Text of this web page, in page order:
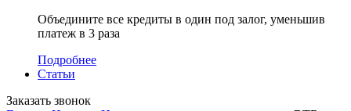
Объедините все кредиты в один под залог, уменьшив
платеж в 3 раза
Подробнее
Статьи
Заказать звонок